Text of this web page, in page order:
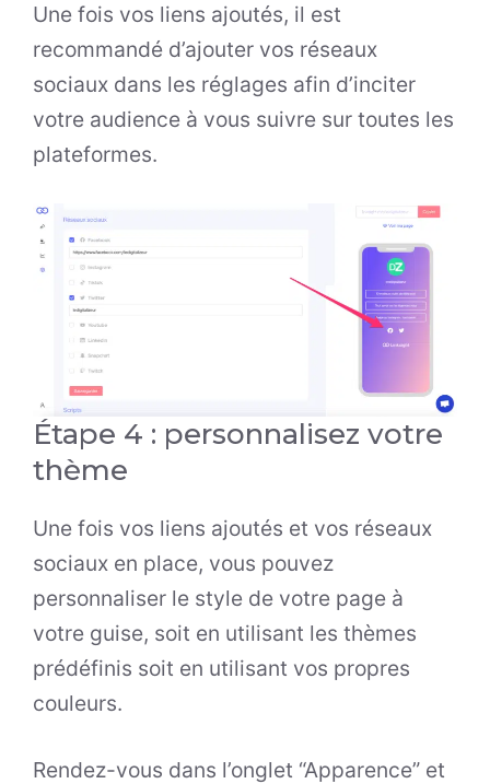
Une fois vos liens ajoutés, il est
recommandé d’ajouter vos réseaux
sociaux dans les réglages afin d’inciter
votre audience à vous suivre sur toutes les
plateformes.
Étape 4 : personnalisez votre
thème
Une fois vos liens ajoutés et vos réseaux
sociaux en place, vous pouvez
personnaliser le style de votre page à
votre guise, soit en utilisant les thèmes
prédéfinis soit en utilisant vos propres
couleurs.
Rendez-vous dans l’onglet “Apparence” et